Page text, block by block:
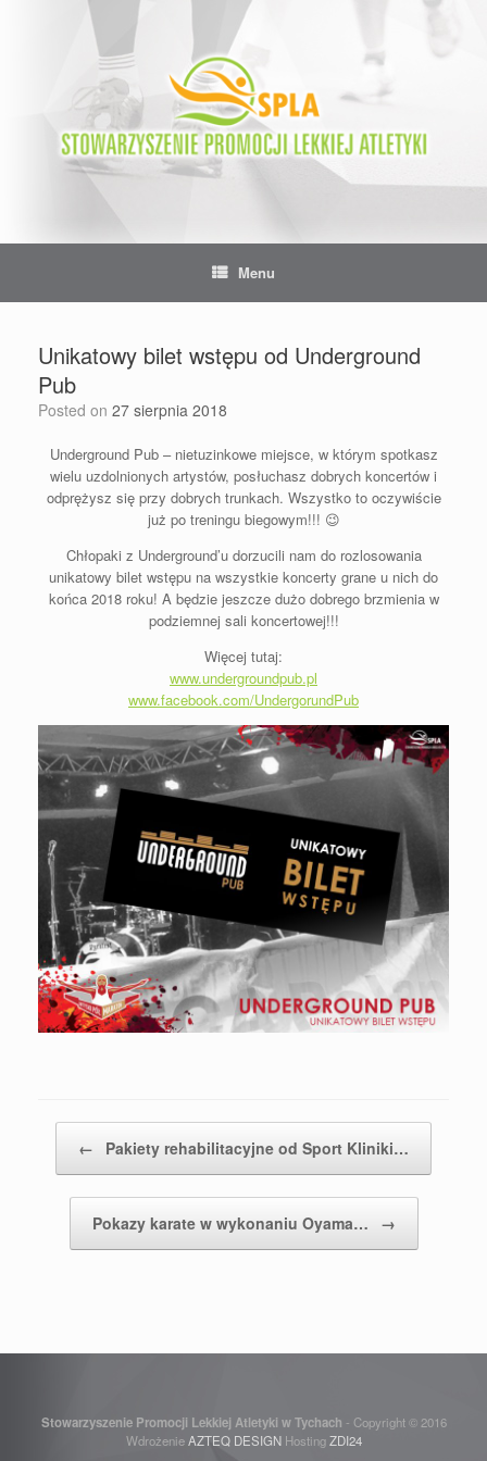
Menu
Unikatowy bilet wstępu od Underground
Pub
Posted on 27 sierpnia 2018
Underground Pub – nietuzinkowe miejsce, w którym spotkasz
wielu uzdolnionych artystów, posłuchasz dobrych koncertów i
odprężysz się przy dobrych trunkach. Wszystko to oczywiście
już po treningu biegowym!!! 😉
Chłopaki z Underground’u dorzucili nam do rozlosowania
unikatowy bilet wstępu na wszystkie koncerty grane u nich do
końca 2018 roku! A będzie jeszcze dużo dobrego brzmienia w
podziemnej sali koncertowej!!!
Więcej tutaj:
www.undergroundpub.pl
www.facebook.com/UndergorundPub
← Pakiety rehabilitacyjne od Sport Kliniki…
Pokazy karate w wykonaniu Oyama… →
Stowarzyszenie Promocji Lekkiej Atletyki w Tychach - Copyright © 2016
WdrożenieAZTEQ DESIGNHostingZDI24